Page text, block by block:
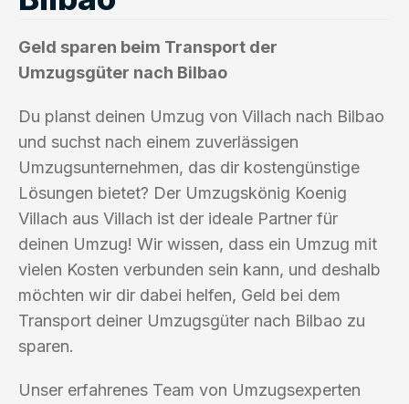
Geld sparen beim Transport der
Umzugsgüter nach Bilbao
Du planst deinen Umzug von Villach nach Bilbao
und suchst nach einem zuverlässigen
Umzugsunternehmen, das dir kostengünstige
Lösungen bietet? Der Umzugskönig Koenig
Villach aus Villach ist der ideale Partner für
deinen Umzug! Wir wissen, dass ein Umzug mit
vielen Kosten verbunden sein kann, und deshalb
möchten wir dir dabei helfen, Geld bei dem
Transport deiner Umzugsgüter nach Bilbao zu
sparen.
Unser erfahrenes Team von Umzugsexperten